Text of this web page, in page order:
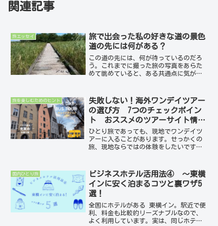
関連記事
旅エッセイ
旅で出会った私の好きな道の景色
道の先には何がある？
この道の先には、何が待っているのだろ
う。これまでに撮った旅の写真をあらた
めて眺めていると、ある共通点に気がつ
真が、とても多いということ。それも木
と緑に囲まれている道。そ...
旅を楽しむためのヒント
失敗しない！海外ワンデイツアー
の選び方 7つのチェックポイン
ト おススメのツアーサイト情報
3選！
ひとり旅であっても、現地でワンデイツ
アーに入ることがあります。せっかくの
旅、現地ならではの体験をしたいです
観光ツアー）を選ぶ際のポイントを押さ
えると、満足度の高い体験に...
国内ひとり旅
ビジネスホテル活用法④ ～東横
インに安く泊まるコツと裏ワザ5
選！
全国にホテルがある 東横イン。駅近で便
利、料金も比較的リーズナブルなので、
よく利用しています。実は、同じホテル